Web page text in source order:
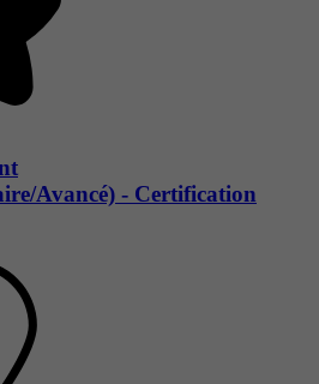
Avancé) - Certification